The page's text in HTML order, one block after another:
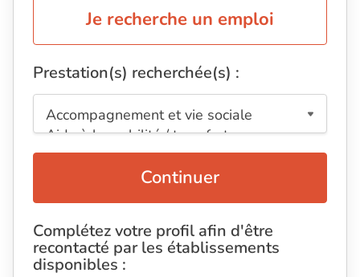
Je recherche un emploi
Prestation(s) recherchée(s) :
Continuer
Complétez votre profil afin d'être
recontacté par les établissements
disponibles :